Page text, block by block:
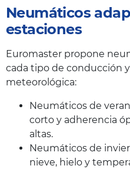
Neumáticos
estaciones
Euromaster propone
cada tipo de conducción
meteorológica:
Neumáticos de
corto y adherencia
altas.
Neumáticos de
nieve, hielo y